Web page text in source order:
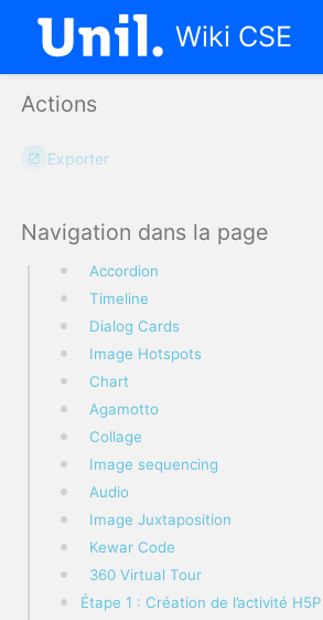
Wiki CSE
Actions
Exporter
Navigation dans la page
Accordion
Timeline
Dialog Cards
Image Hotspots
Chart
Agamotto
Collage
Image sequencing
Audio
Image Juxtaposition
Kewar Code
360 Virtual Tour
Étape 1 : Création de l’activité H5P